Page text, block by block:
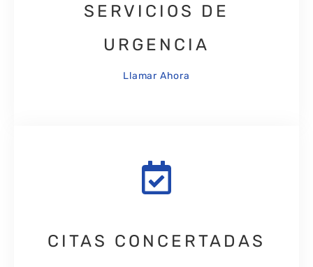
SERVICIOS DE
URGENCIA
Llamar Ahora
CITAS CONCERTADAS